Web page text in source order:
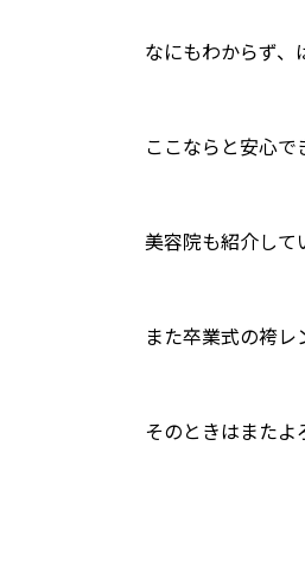
なにもわからず、
ここならと安心で
美容院も紹介して
また卒業式の袴レ
そのときはまたよ